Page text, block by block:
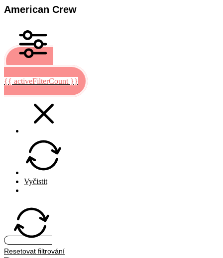
American Crew
{{ activeFilterCount }}
Vyčistit
Resetovat filtrování